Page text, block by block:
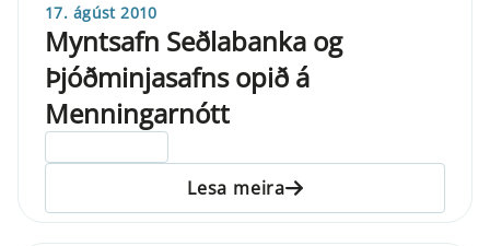
17. ágúst 2010
Myntsafn Seðlabanka og
Þjóðminjasafns opið á
Menningarnótt
Lesa meira